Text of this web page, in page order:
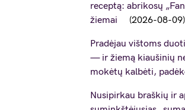
receptą: abrikosų
žiemai
2026-08-09
Pradėjau vištoms
— ir žiemą kiaušinių
mokėtų kalbėti,
Nusipirkau braškių ir